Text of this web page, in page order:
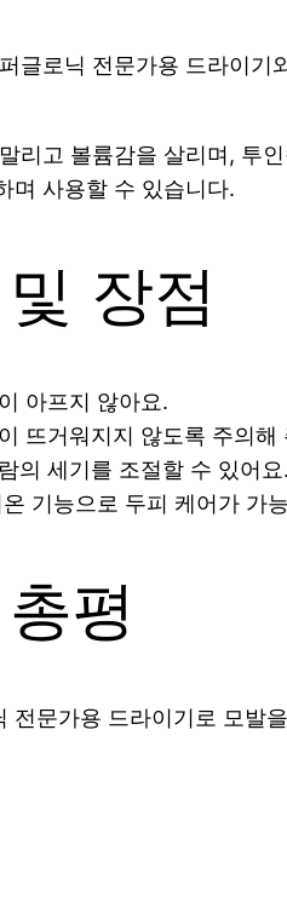
글로닉 전문가용 드라이
리고 볼륨감을 살리며, 투
며 사용할 수 있습니다.
장점
아프지 않아요.
뜨거워지지 않도록 주의해
의 세기를 조절할 수 있어요.
기능으로 두피 케어가 가
평
전문가용 드라이기로 모발